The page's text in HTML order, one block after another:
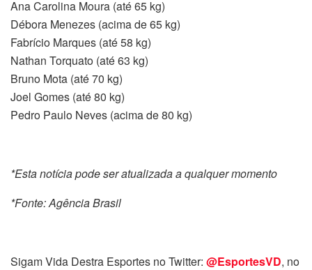
Ana Carolina Moura (até 65 kg)
Débora Menezes (acima de 65 kg)
Fabrício Marques (até 58 kg)
Nathan Torquato (até 63 kg)
Bruno Mota (até 70 kg)
Joel Gomes (até 80 kg)
Pedro Paulo Neves (acima de 80 kg)
*Esta notícia pode ser atualizada a qualquer momento
*Fonte: Agência Brasil
Sigam Vida Destra Esportes no Twitter: @EsportesVD, no